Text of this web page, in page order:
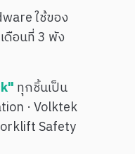
ใช้ของ
ดือนที่ 3 พัง
ทุกชิ้นเป็น
· Volktek
Safety